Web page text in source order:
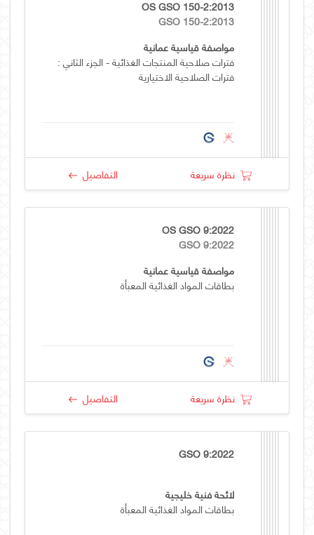
OS GSO 150-2:2013
GSO 150-2:2013
مواصفة قياسية عمانية
فترات صلاحية المنتجات الغذائية - الجزء الثاني :
فترات الصلاحية الاختيارية
نظرة سريعة التفاصيل
OS GSO 9:2022
GSO 9:2022
مواصفة قياسية عمانية
بطاقات المواد الغذائية المعبأة
نظرة سريعة التفاصيل
GSO 9:2022
لائحة فنية خليجية
بطاقات المواد الغذائية المعبأة